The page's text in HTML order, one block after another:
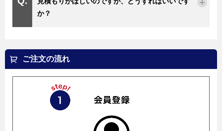
か？
ご注文の流れ